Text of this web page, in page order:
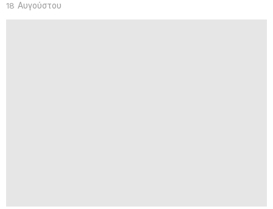
18 Αυγούστου